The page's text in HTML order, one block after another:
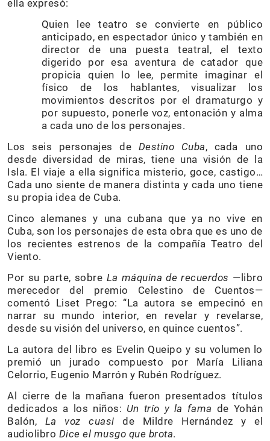
ella expresó:
Quien lee teatro se convierte en público
anticipado, en espectador único y también en
director de una puesta teatral, el texto
digerido por esa aventura de catador que
propicia quien lo lee, permite imaginar el
físico de los hablantes, visualizar los
movimientos descritos por el dramaturgo y
por supuesto, ponerle voz, entonación y alma
a cada uno de los personajes.
Los seis personajes de Destino Cuba, cada uno
desde diversidad de miras, tiene una visión de la
Isla. El viaje a ella significa misterio, goce, castigo…
Cada uno siente de manera distinta y cada uno tiene
su propia idea de Cuba.
Cinco alemanes y una cubana que ya no vive en
Cuba, son los personajes de esta obra que es uno de
los recientes estrenos de la compañía Teatro del
Viento.
Por su parte, sobre La máquina de recuerdos —libro
merecedor del premio Celestino de Cuentos—
comentó Liset Prego: “La autora se empecinó en
narrar su mundo interior, en revelar y revelarse,
desde su visión del universo, en quince cuentos”.
La autora del libro es Evelin Queipo y su volumen lo
premió un jurado compuesto por María Liliana
Celorrio, Eugenio Marrón y Rubén Rodríguez.
Al cierre de la mañana fueron presentados títulos
dedicados a los niños: Un trío y la fama de Yohán
Balón, La voz cuasi de Mildre Hernández y el
audiolibro Dice el musgo que brota.